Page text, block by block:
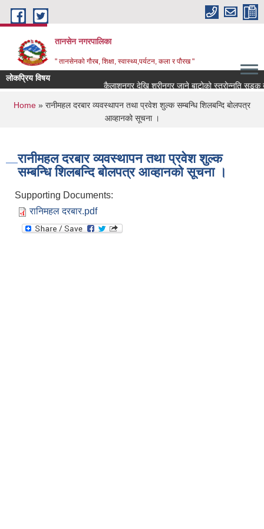
Skip to main content
तानसेन नगरपालिका
" तानसेनको गौरब, शिक्षा, स्वास्थ्य,पर्यटन, कला र पौरख "
लोकप्रिय विषय
You are here
Home » रानीमहल दरबार व्यवस्थापन तथा प्रवेश शुल्क सम्बन्धि शिलबन्दि बोलपत्र
आव्हानको सूचना ।
रानीमहल दरबार व्यवस्थापन तथा प्रवेश शुल्क
सम्बन्धि शिलबन्दि बोलपत्र आव्हानको सूचना ।
Supporting Documents:
रानिमहल दरबार.pdf